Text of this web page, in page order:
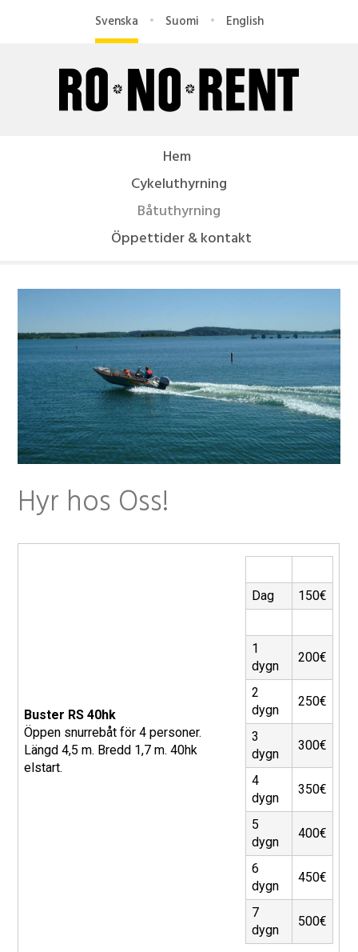
Hoppa
till
huvudinnehåll
Svenska Suomi English
R
e
n
t
Hem
Cykeluthyrning
Båtuthyrning
Öppettider & kontakt
Hyr hos Oss!
Buster RS 40hk
Öppen snurrebåt för 4 personer.
Längd 4,5 m. Bredd 1,7 m. 40hk
elstart.
Dag 150€
1
dygn
200€
2
dygn
250€
3
dygn
300€
4
dygn
350€
5
dygn
400€
6
dygn
450€
7
dygn
500€